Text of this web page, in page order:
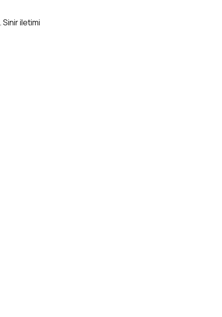
Sinir iletimi